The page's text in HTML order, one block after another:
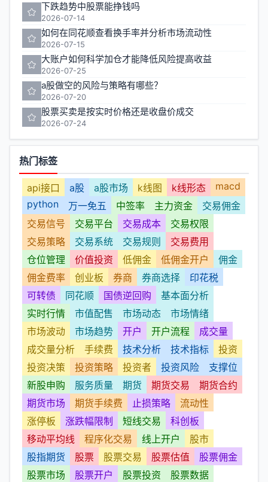
下跌趋势中股票能挣钱吗
2026-07-14
如何在同花顺查看换手率并分析市场流动性
2026-07-15
大账户如何科学加仓才能降低风险提高收益
2026-07-25
a股做空的风险与策略有哪些？
2026-07-20
股票买卖是按实时价格还是收盘价成交
2026-07-24
热门标签
api接口 a股 a股市场 k线图 k线形态
macd
python
万一免五 中签率 主力资金
交易佣金
交易信号
交易平台 交易成本
交易权限
交易策略
交易系统 交易规则
交易费用
仓位管理
价值投资 低佣金 低佣金开户
佣金
佣金费率
创业板 券商 券商选择
印花税
可转债
同花顺 国债逆回购
基本面分析
实时行情
市值配售 市场动态
市场情绪
市场波动
市场趋势 开户 开户流程
成交量
成交量分析
手续费 技术分析 技术指标
投资
投资决策
投资策略 投资者 投资风险
支撑位
新股申购
服务质量 期货 期货交易
期货合约
期货市场
期货手续费 止损策略
流动性
涨停板
涨跌幅限制 短线交易
科创板
移动平均线
程序化交易 线上开户
股市
股指期货
股票 股票交易 股票估值
股票佣金
股票市场
股票开户 股票投资
股票数据